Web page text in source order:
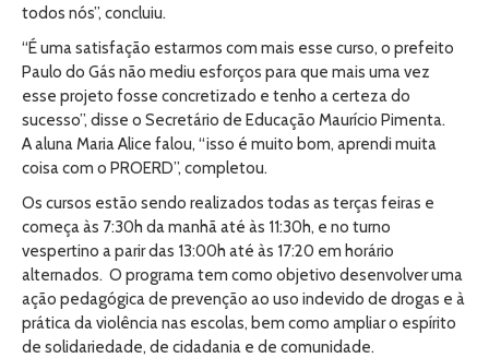
todos nós”, concluiu.
“É uma satisfação estarmos com mais esse curso, o prefeito
Paulo do Gás não mediu esforços para que mais uma vez
esse projeto fosse concretizado e tenho a certeza do
sucesso”, disse o Secretário de Educação Maurício Pimenta.
A aluna Maria Alice falou, “isso é muito bom, aprendi muita
coisa com o PROERD”, completou.
Os cursos estão sendo realizados todas as terças feiras e
começa às 7:30h da manhã até às 11:30h, e no turno
vespertino a parir das 13:00h até às 17:20 em horário
alternados. O programa tem como objetivo desenvolver uma
ação pedagógica de prevenção ao uso indevido de drogas e à
prática da violência nas escolas, bem como ampliar o espírito
de solidariedade, de cidadania e de comunidade.